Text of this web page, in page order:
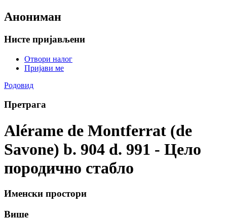
Анониман
Нисте пријављени
Отвори налог
Пријави ме
Родовид
Претрага
Alérame de Montferrat (de
Savone) b. 904 d. 991 - Цело
породично стабло
Именски простори
Више